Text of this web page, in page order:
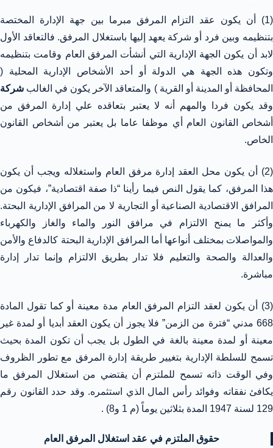
(1) أن يكون عقد التزام المرفق مبرما بين جهة الإدارة المختصة
بتنظيمه وبين فرد أو شركة يعهد إليها باستغلال المرفق. فالتعاقد الأول
لابد أن يكون الجهة الإدارية التي أنشأت المرفق العام وقامت بتنظيمه
وتكون هذه الجهة هي الدولة أو أحد الأشخاص الإدارية المحلية (
المحافظة أو المدينة أو القرية ) والمتعاقد الآخر يكون في الغالب شركة
وقد يكون فردا والمهم أنه لا يعتبر بتعاقده علي إدارة المرفق من
أشخاص القانون العام أي موظفا عاما بل يعتبر من أشخاص القانون
الخاص.
(2) أن يكون محل العقد إدارة مرفق العام واستغلاله ويجب أن يكون
هذا المرفق، كما يقول النص فيما رأينا “ذا صفة اقتصادية”، فيكون من
المرافق الاقتصادية الصناعية أو التجارية لا من المرافق الإدارية البحتة.
وأكثر ما يمنح الالتزام في مرافق النور والماء والغاز والكهرباء
والمواصلات بمختلف أنواعها أما المرافق الإدارية البحتة كالدفاع والأمن
والعدالة والصحة والتعليم فلا تدار بطريق الالتزام وإنما تدار إدارة
مباشرة.
(3) أن يكون لعقد التزام المرفق العام مدة معينة أو كما تقول المادة
668 مدني “فترة من الزمن” فلا يجوز أن يكون العقد أبديا أو لمدة غير
معينة أو لمدة معينة بالغة في الطول بل يجب أن تكون المدة بحيث
تسمح للسلطة الإدارية بتغيير طريقة إدارة المرفق مع تطور الظروف
وفي الوقت ذاته تسمح للملتزم أن يقتضي من استغلال المرفق ما
يكافئ نفقاته وفوائد رأس المال الذي استثمره. وقد حدد القانون رقم
129 لسنة 1947 المدة بثلاثين يوماً (م 1 و8) .
حقوق الملتزم في عقد استغلال المرفق العام